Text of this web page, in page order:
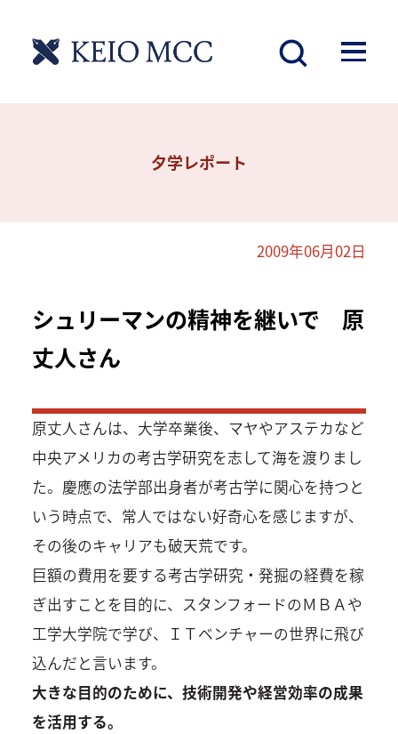
夕学レポート
2009年06月02日
シュリーマンの精神を継いで 原
丈人さん
原丈人さんは、大学卒業後、マヤやアステカなど
中央アメリカの考古学研究を志して海を渡りまし
た。慶應の法学部出身者が考古学に関心を持つと
いう時点で、常人ではない好奇心を感じますが、
その後のキャリアも破天荒です。
巨額の費用を要する考古学研究・発掘の経費を稼
ぎ出すことを目的に、スタンフォードのＭＢＡや
工学大学院で学び、ＩＴベンチャーの世界に飛び
込んだと言います。
大きな目的のために、技術開発や経営効率の成果
を活用する。